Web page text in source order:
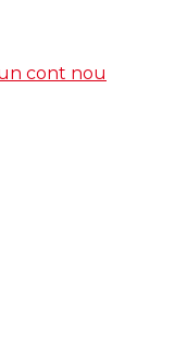
cont nou